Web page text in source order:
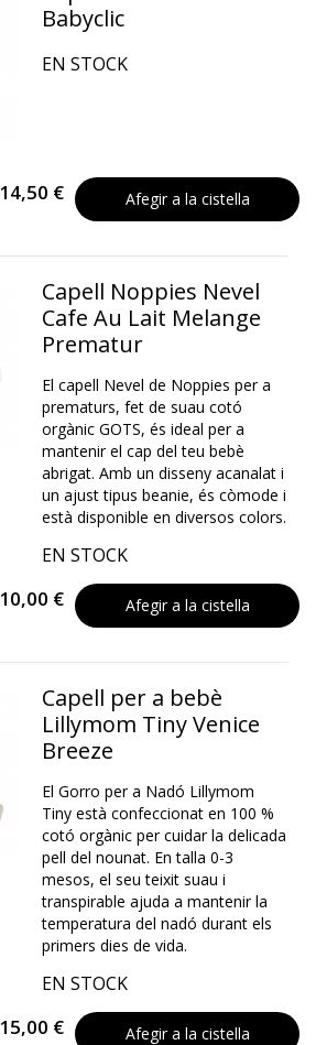
Babyclic
EN STOCK
14,50 € Afegir a la cistella
Capell Noppies Nevel
Cafe Au Lait Melange
Prematur
El capell Nevel de Noppies per a
prematurs, fet de suau cotó
orgànic GOTS, és ideal per a
mantenir el cap del teu bebè
abrigat. Amb un disseny acanalat i
un ajust tipus beanie, és còmode i
està disponible en diversos colors.
EN STOCK
10,00 € Afegir a la cistella
Capell per a bebè
Lillymom Tiny Venice
Breeze
El Gorro per a Nadó Lillymom
Tiny està confeccionat en 100 %
cotó orgànic per cuidar la delicada
pell del nounat. En talla 0-3
mesos, el seu teixit suau i
transpirable ajuda a mantenir la
temperatura del nadó durant els
primers dies de vida.
EN STOCK
15,00 € Afegir a la cistella